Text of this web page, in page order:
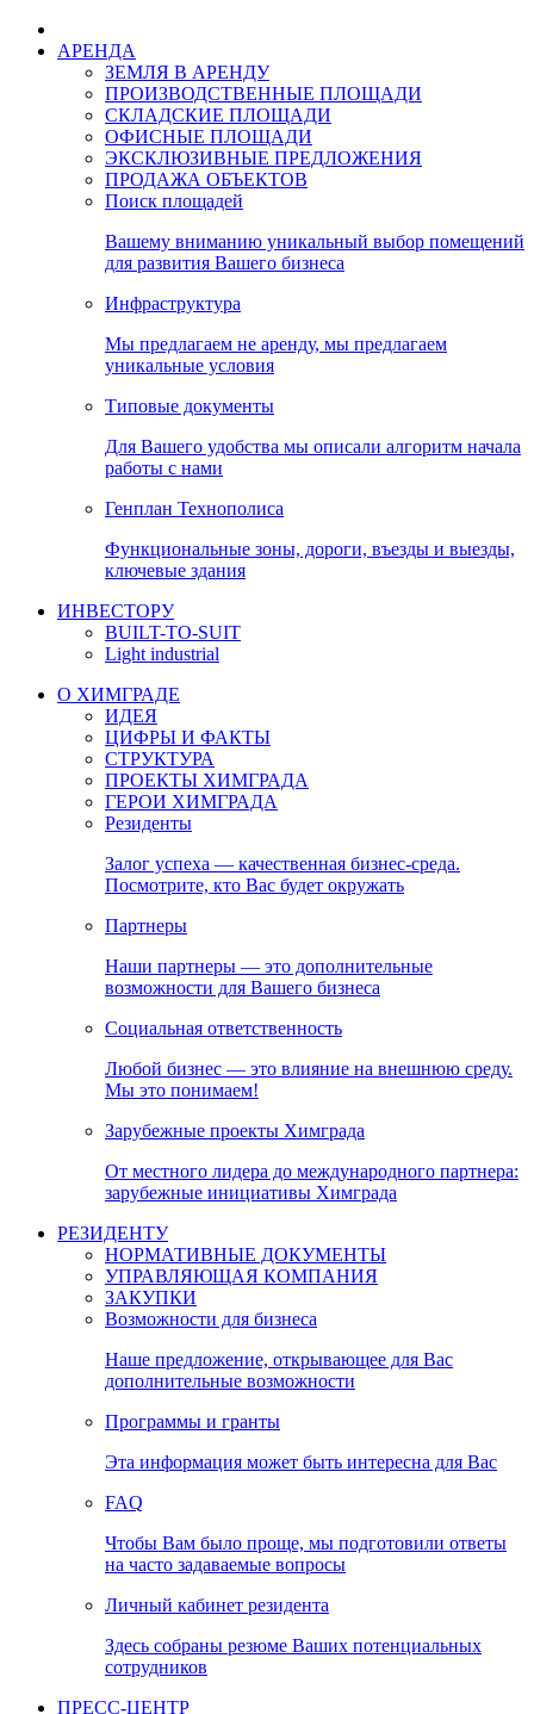
АРЕНДА
ЗЕМЛЯ В АРЕНДУ
ПРОИЗВОДСТВЕННЫЕ ПЛОЩАДИ
СКЛАДСКИЕ ПЛОЩАДИ
ОФИСНЫЕ ПЛОЩАДИ
ЭКСКЛЮЗИВНЫЕ ПРЕДЛОЖЕНИЯ
ПРОДАЖА ОБЪЕКТОВ
Поиск площадей
Вашему вниманию уникальный выбор помещений
для развития Вашего бизнеса
Инфраструктура
Мы предлагаем не аренду, мы предлагаем
уникальные условия
Типовые документы
Для Вашего удобства мы описали алгоритм начала
работы с нами
Генплан Технополиса
Функциональные зоны, дороги, въезды и выезды,
ключевые здания
ИНВЕСТОРУ
BUILT-TO-SUIT
Light industrial
О ХИМГРАДЕ
ИДЕЯ
ЦИФРЫ И ФАКТЫ
СТРУКТУРА
ПРОЕКТЫ ХИМГРАДА
ГЕРОИ ХИМГРАДА
Резиденты
Залог успеха — качественная бизнес-среда.
Посмотрите, кто Вас будет окружать
Партнеры
Наши партнеры — это дополнительные
возможности для Вашего бизнеса
Социальная ответственность
Любой бизнес — это влияние на внешнюю среду.
Мы это понимаем!
Зарубежные проекты Химграда
От местного лидера до международного партнера:
зарубежные инициативы Химграда
РЕЗИДЕНТУ
НОРМАТИВНЫЕ ДОКУМЕНТЫ
УПРАВЛЯЮЩАЯ КОМПАНИЯ
ЗАКУПКИ
Возможности для бизнеса
Наше предложение, открывающее для Вас
дополнительные возможности
Программы и гранты
Эта информация может быть интересна для Вас
FAQ
Чтобы Вам было проще, мы подготовили ответы
на часто задаваемые вопросы
Личный кабинет резидента
Здесь собраны резюме Ваших потенциальных
сотрудников
ПРЕСС-ЦЕНТР